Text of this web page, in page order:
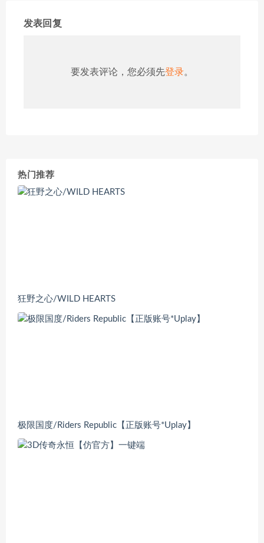
发表回复
要发表评论，您必须先登录。
热门推荐
狂野之心/WILD HEARTS
极限国度/Riders Republic【正版账号*Uplay】